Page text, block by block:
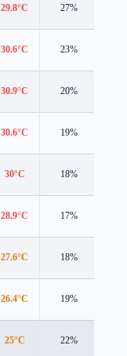
29.8°C 27%
30.6°C 23%
30.9°C 20%
30.6°C 19%
30°C 18%
28.9°C 17%
27.6°C 18%
26.4°C 19%
25°C 22%